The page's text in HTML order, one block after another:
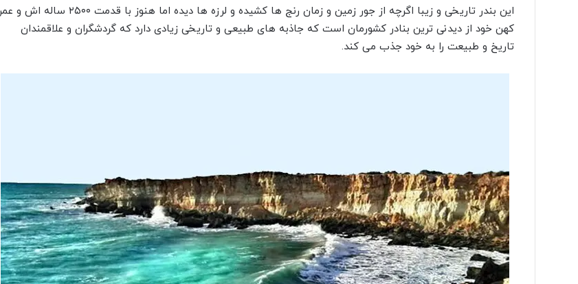
این بندر تاریخی و زیبا اگرچه از جور زمین و زمان رنج ها کشیده و لرزه ها دیده اما هنوز با قدمت ۲۵۰۰ ساله اش و عمر
کهن خود از دیدنی ترین بنادر کشورمان است که جاذبه های طبیعی و تاریخی زیادی دارد که گردشگران و علاقمندان
تاریخ و طبیعت را به خود جذب می کند.